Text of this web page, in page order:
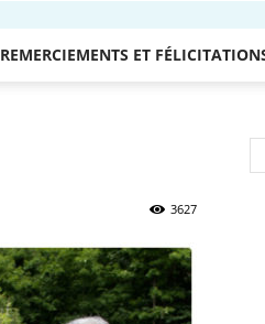
REMERCIEMENTS ET
3627